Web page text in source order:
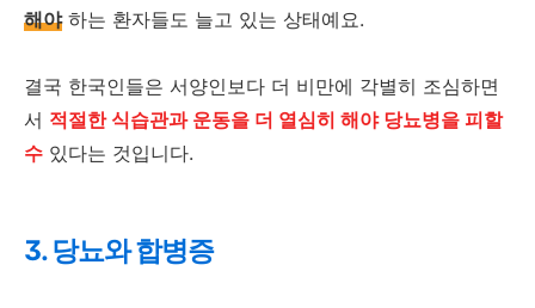
해야하는 환자들도 늘고 있는 상태예요.
결국 한국인들은 서양인보다 더 비만에 각별히 조심하면
서 적절한 식습관과 운동을 더 열심히 해야 당뇨병을 피할
수 있다는 것입니다.
3. 당뇨와 합병증